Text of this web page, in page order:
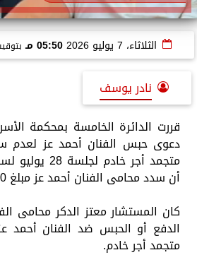
الثلاثاء، 7 يوليو 2026 05:50 مـ
نادر يوسف
قررت الدائرة الخامسة بمحكمة
متجمد أجر
أن سدد محامى الفنان أحمد عز مبلغ 200 ألف جنيه.
كان المستشار معتز الدكر محامى
الدفع أو الحبس ضد الفنان أحمد
متجمد أجر خادم.